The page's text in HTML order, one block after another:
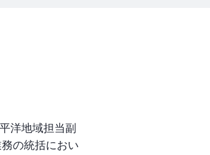
洋地域担当副
の統括におい